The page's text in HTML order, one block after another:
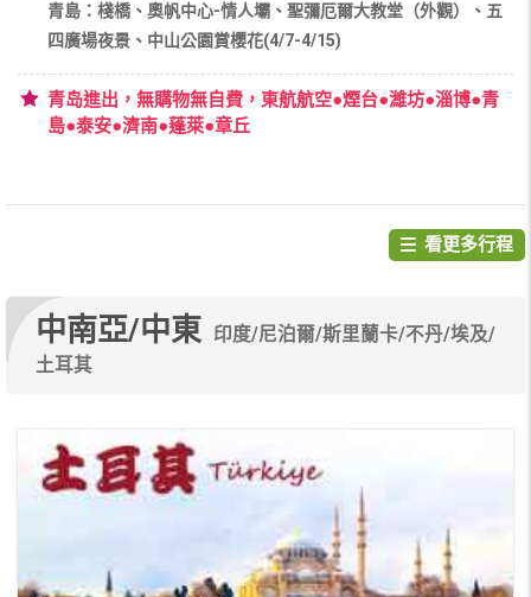
青島：棧橋、奧帆中心-情人壩、聖彌厄爾大教堂（外觀）、五
四廣場夜景、中山公園賞櫻花(4/7-4/15)
青岛進出，無購物無自費，東航航空●煙台●濰坊●淄博●青
島●泰安●濟南●蓬萊●章丘
看更多行程
中南亞/中東
印度/尼泊爾/斯里蘭卡/不丹/埃及/
土耳其